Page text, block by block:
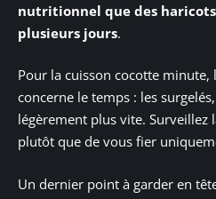
nutritionnel que des
plusieurs jours.
Pour la cuisson cocotte
concerne le temps : les
légèrement plus vite. Surveillez
plutôt que de vous fier
Un dernier point à garder en